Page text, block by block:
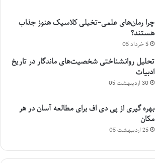
چرا رمان‌های علمی-تخیلی کلاسیک هنوز جذاب
هستند؟
5 خرداد 05
تحلیل روانشناختی شخصیت‌های ماندگار در تاریخ
ادبیات
30 اردیبهشت 05
بهره گیری از پی دی اف برای مطالعه آسان در هر
مکان
25 اردیبهشت 05